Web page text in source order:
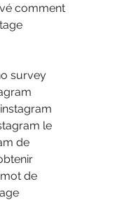
comment
survey
le
de
de